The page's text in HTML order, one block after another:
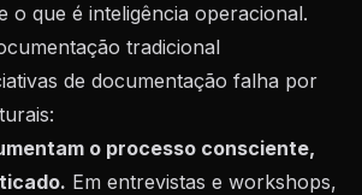
o que é inteligência operacional.
tradicional
de documentação falha por
o processo consciente,
Em entrevistas e workshops,